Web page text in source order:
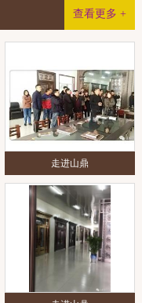
查看更多 +
走进山鼎